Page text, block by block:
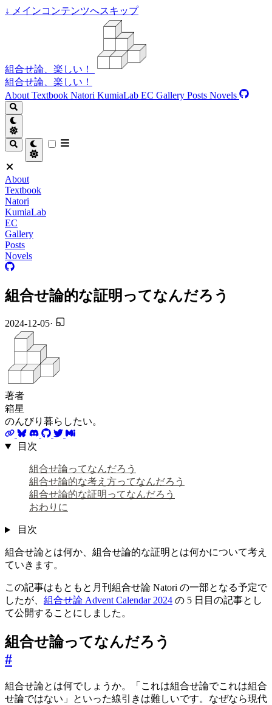
↓ メインコンテンツへスキップ
組合せ論、楽しい！
組合せ論、楽しい！
About Textbook Natori KumiaLab EC Gallery Posts Novels
About
Textbook
Natori
KumiaLab
EC
Gallery
Posts
Novels
組合せ論的な証明ってなんだろう
2024-12-05·
著者
箱星
のんびり暮らしたい。
目次
組合せ論ってなんだろう
組合せ論的な考え方ってなんだろう
組合せ論的な証明ってなんだろう
おわりに
目次
組合せ論とは何か、組合せ論的な証明とは何かについて考え
ていきます。
この記事はもともと月刊組合せ論 Natori の一部となる予定で
したが、 組合せ論 Advent Calendar 2024 の 5 日目の記事とし
て公開することにしました。
組合せ論ってなんだろう
#
組合せ論とは何でしょうか。「これは組合せ論でこれは組合
せ論ではない」といった線引きは難しいです。なぜなら現代